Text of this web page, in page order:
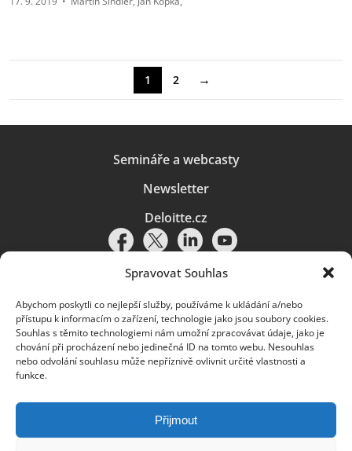
Spravovat Souhlas
Abychom poskytli co nejlepší služby, používáme k ukládání a/nebo
přístupu k informacím o zařízení, technologie jako jsou soubory cookies.
Souhlas s těmito technologiemi nám umožní zpracovávat údaje, jako je
chování při procházení nebo jedinečná ID na tomto webu. Nesouhlas
nebo odvolání souhlasu může nepříznivě ovlivnit určité vlastnosti a
funkce.
Přijmout
1 2 →
Semináře a webcasty
Newsletter
Deloitte.cz
Pravidla používání|Ochrana osobních údajů|Soubory cookies |
Deloitte.cz
© 2026. Více informací najdete vPravidlech používání.
Deloitte označuje jednu či více společností globální sítě členských
a přidružené subjekty (souhrnně „organizace Deloitte“). Společnost DTTL
(rovněž označovaná jako „Deloitte Global“) a každá z jejích členských
společností a jejich přidružených subjektů je samostatným a nezávislým
právním subjektem, který není oprávněn zavazovat nebo přijímat závazky